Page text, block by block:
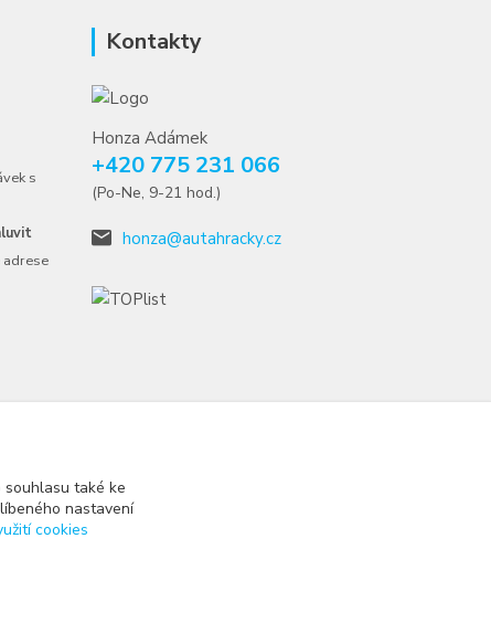
s
adrese
Kontakty
Honza Adámek
+420 775 231 066
(Po-Ne, 9-21 hod.)
honza@autahracky.cz
souhlasu také ke
nastavení
cookies